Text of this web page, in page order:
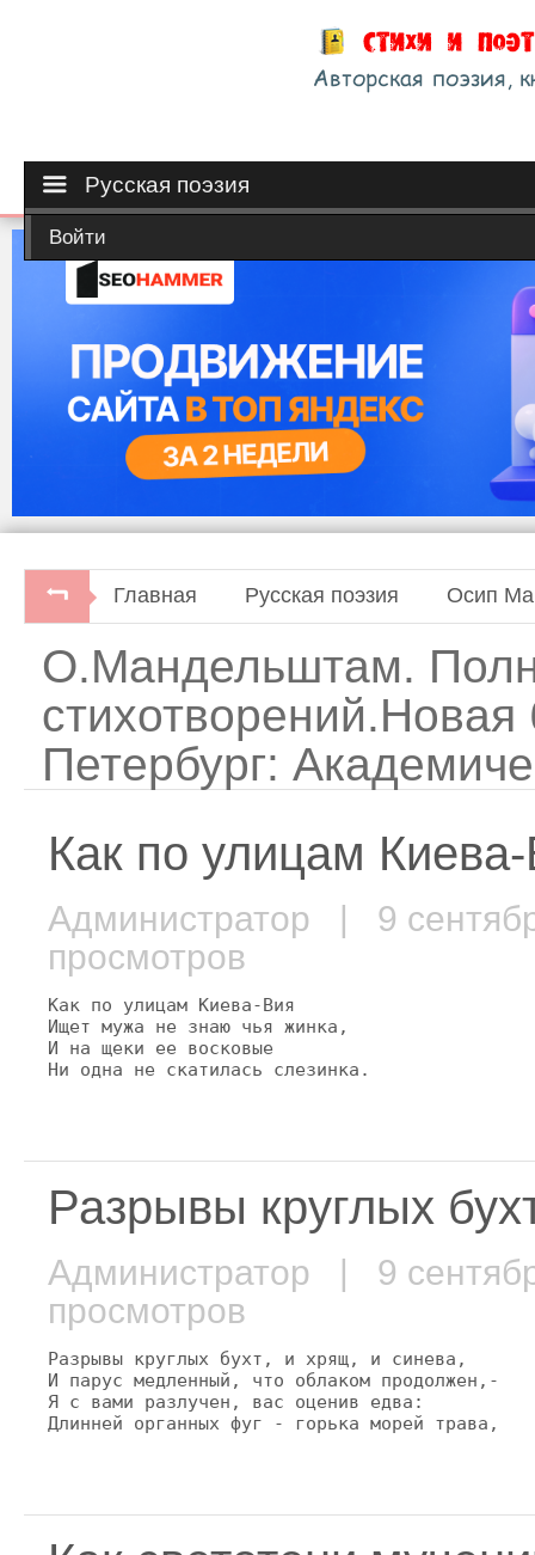
Русская поэзия
Войти
Главная Русская поэзия Осип
О.Мандельштам.
стихотворений.Новая
Петербург:
Как по улицам
Администратор | 9
просмотров
Как по улицам Киева-Вия
Ищет мужа не знаю чья жинка,
И на щеки ее восковые
Ни одна не скатилась слезинка.
Разрывы круглых
Администратор | 9
просмотров
Разрывы круглых бухт, и хрящ, и синева,
И парус медленный, что облаком продолжен,-
Я с вами разлучен, вас оценив едва:
Длинней органных фуг - горька морей трава,